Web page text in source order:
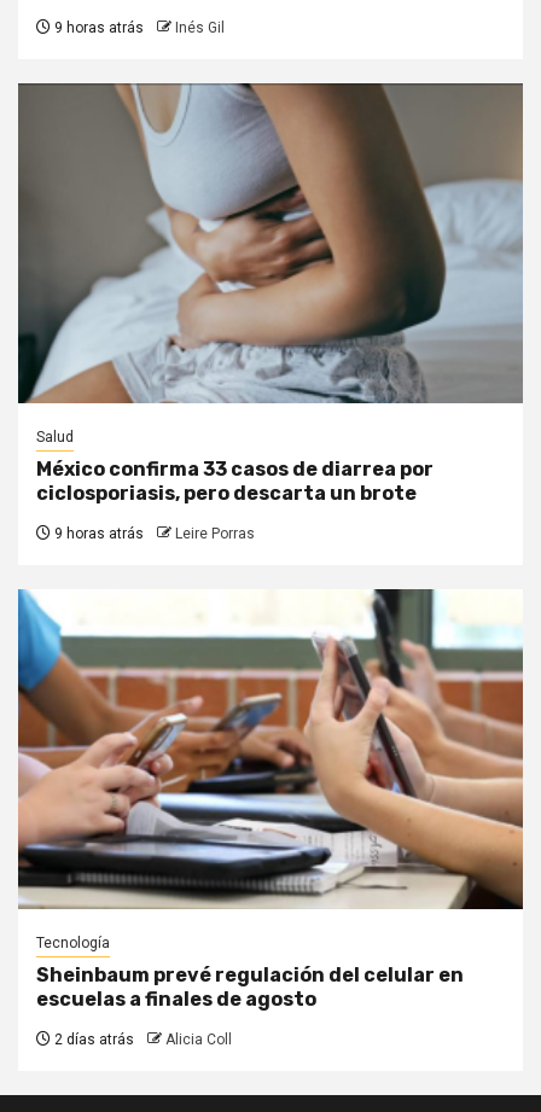
9 horas atrás Inés Gil
Salud
México confirma 33 casos de diarrea por
ciclosporiasis, pero descarta un brote
9 horas atrás Leire Porras
Tecnología
Sheinbaum prevé regulación del celular en
escuelas a finales de agosto
2 días atrás Alicia Coll